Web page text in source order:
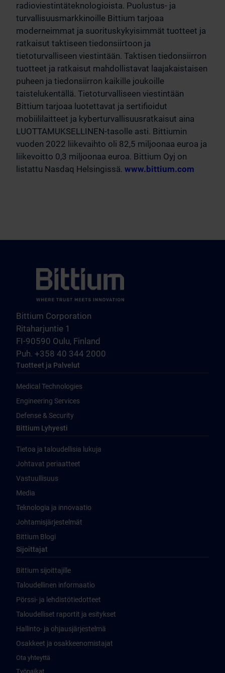
radioviestintäteknologioista. Puolustus- ja
turvallisuusmarkkinoille Bittium tarjoaa
moderneimmat ja suorituskykyisimmät tuotteet ja
ratkaisut taktiseen tiedonsiirtoon ja
tietoturvalliseen viestintään. Taktisen tiedonsiirron
tuotteet ja ratkaisut mahdollistavat laajakaistaisen
puheen ja tiedonsiirron kaikille joukoille
taistelukentällä. Tietoturvalliseen viestintään
Bittium tarjoaa luotettavat ja sertifioidut
mobiililaitteet ja kyberturvallisuusratkaisut aina
LUOTTAMUKSELLINEN-tasolle asti. Bittiumin
vuoden 2022 liikevaihto oli 82,5 miljoonaa euroa ja
liikevoitto 0,3 miljoonaa euroa. Bittium Oyj on
listattu Nasdaq Helsingissä. www.bittium.com
Bittium Corporation
Ritaharjuntie 1
FI-90590 Oulu, Finland
Puh. +358 40 344 2000
Tuotteet ja Palvelut
Medical Technologies
Engineering Services
Defense & Security
Bittium Lyhyesti
Tietoa ja taloudellisia lukuja
Johtavat periaatteet
Vastuullisuus
Media
Teknologia ja innovaatio
Johtamisjärjestelmät
Bittium Blogi
Sijoittajat
Bittium sijoittajille
Taloudellinen informaatio
Pörssi- ja lehdistötiedotteet
Taloudelliset raportit ja esitykset
Hallinto- ja ohjausjärjestelmä
Osakkeet ja osakkeenomistajat
Ota yhteyttä
Työpaikat